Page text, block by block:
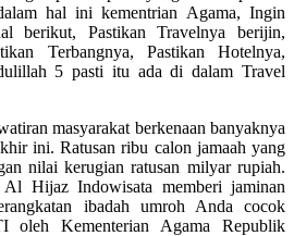
hal ini kementrian Agama, Ingin
berikut, Pastikan Travelnya berijin,
Terbangnya, Pastikan Hotelnya,
5 pasti itu ada di dalam Travel
masyarakat berkenaan banyaknya
ini. Ratusan ribu calon jamaah yang
nilai kerugian ratusan milyar rupiah.
Hijaz Indowisata memberi jaminan
ibadah umroh Anda cocok
oleh Kementerian Agama Republik